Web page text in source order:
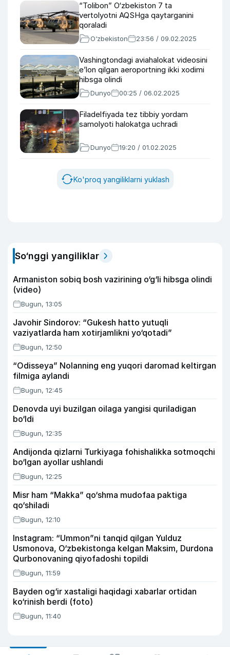
“Tolibon” O‘zbekiston 7 ta
vertolyotni AQSHga qaytarganini
qoraladi
O‘zbekiston 23:56 / 09.02.2025
Vashingtondagi aviahalokat videosini
e’lon qilgan aeroportning ikki xodimi
hibsga olindi
Dunyo 00:25 / 06.02.2025
Filadelfiyada tez tibbiy yordam
samolyoti halokatga uchradi
Dunyo 19:20 / 01.02.2025
Ko'proq yangiliklarni yuklash
So‘nggi yangiliklar
Armaniston sobiq bosh vazirining o‘g‘li hibsga olindi
(video)
Bugun, 13:05
Javohir Sindorov: “Gukesh hatto yutuqli
vaziyatlarda ham xotirjamlikni yo‘qotadi”
Bugun, 12:50
“Odisseya” Nolanning eng yuqori daromad keltirgan
filmiga aylandi
Bugun, 12:45
Denovda uyi buzilgan oilaga yangisi quriladigan
bo‘ldi
Bugun, 12:35
Andijonda qizlarni Turkiyaga fohishalikka sotmoqchi
bo‘lgan ayollar ushlandi
Bugun, 12:25
Misr ham “Makka” qo‘shma mudofaa paktiga
qo‘shiladi
Bugun, 12:10
Instagram: “Ummon”ni tanqid qilgan Yulduz
Usmonova, O‘zbekistonga kelgan Maksim, Durdona
Qurbonovaning qiyofadoshi topildi
Bugun, 11:59
Bayden og‘ir xastaligi haqidagi xabarlar ortidan
ko‘rinish berdi (foto)
Bugun, 11:40